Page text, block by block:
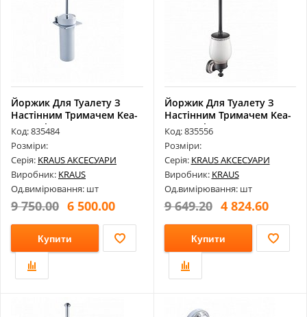
Йоржик Для Туалету З
Настінним Тримачем Kea-
13331Ch
Код: 835484
Розміри:
Серія: KRAUS АКСЕСУАРИ
Виробник: KRAUS
Од.вимірювання: шт
9 750.00 6 500.00
Купити
Йоржик Для Туалету З
Настінним Тримачем Kea-
16531Orb
Код: 835556
Розміри:
Серія: KRAUS АКСЕСУАРИ
Виробник: KRAUS
Од.вимірювання: шт
9 649.20 4 824.60
Купити